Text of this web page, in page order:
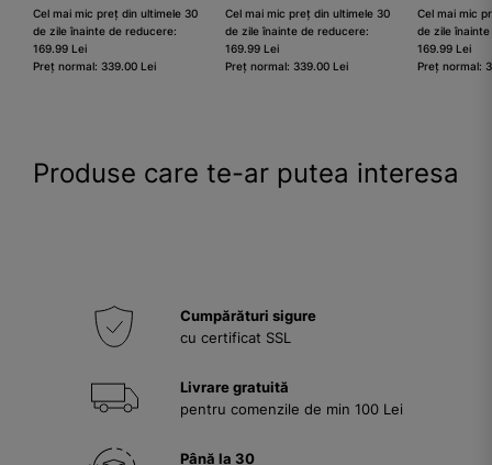
Cel mai mic preț din ultimele 30
de zile înainte de reducere:
169.99 Lei
Preț normal: 339.00 Lei
Cel mai mic preț din ultimele 30
de zile înainte de reducere:
169.99 Lei
Preț normal: 339.00 Lei
Cel mai mic
de zile
169.99 Lei
Preț normal:
Produse care te-ar putea interesa
Cumpărături sigure
cu certificat SSL
Livrare gratuită
pentru comenzile de min 100 Lei
Până la 30